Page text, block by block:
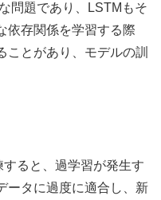
問題であり、LSTMもそ
依存関係を学習する際
とがあり、モデルの訓
ると、過学習が発生す
ータに過度に適合し、新